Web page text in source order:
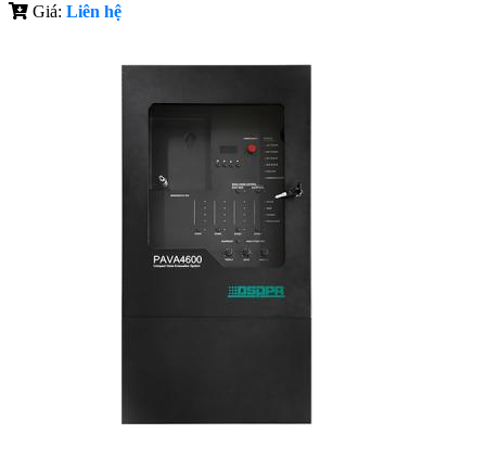
Giá: Liên hệ